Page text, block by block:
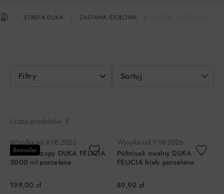
STREFA DUKA ZASTAWA STOŁOWA
Filtry Sortuj
Liczba produktów: 8
Bestseller
Wysyłka od 9.08.2026
Waza do zupy DUKA FELICIA
3000 ml porcelana
199,00 zł
Wysyłka od 9.08.2026
Półmisek owalny DUKA
FELICIA biały porcelana
89,90 zł